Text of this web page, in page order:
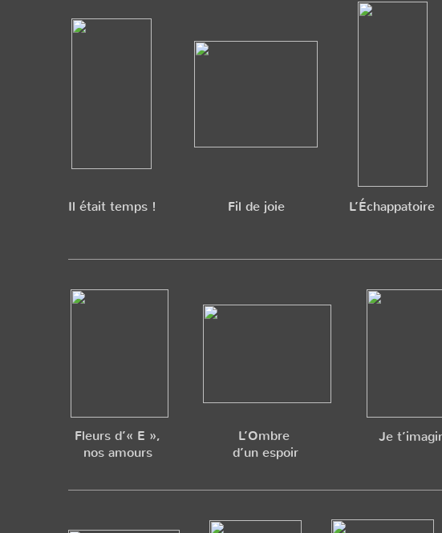
Il était temps ! Fil de joie L’Échappatoire
Fleurs d’« E »,
nos amours
L’Ombre
d’un espoir
Je